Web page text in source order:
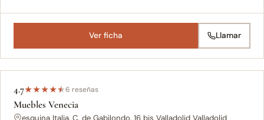
Ver ficha Llamar
4.7★★★★★6 reseñas
Muebles Venecia
esquina Italia, C. de Gabilondo, 16 bis Valladolid Valladolid